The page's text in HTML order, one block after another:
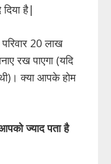
है|
20 लाख
रख पाएगा (यदि
क्या आपके होम
ज्याद पता है